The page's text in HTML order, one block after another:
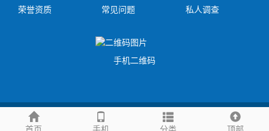
荣誉资质
常见问题
私人调查
手机二维码